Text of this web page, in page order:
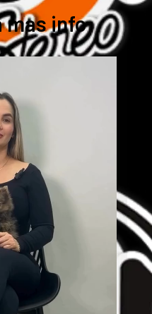
mas info